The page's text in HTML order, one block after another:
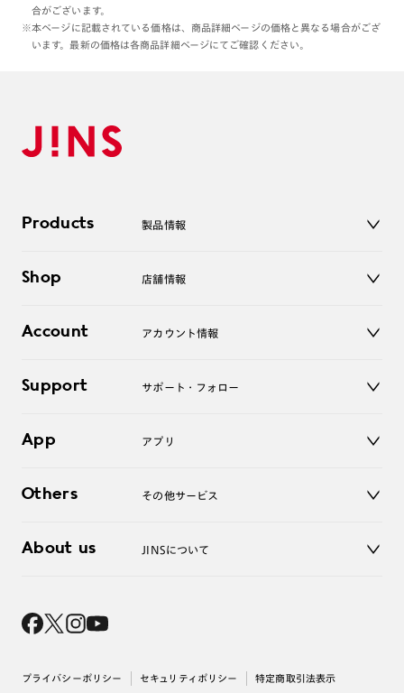
合がございます。
※本ページに記載されている価格は、商品詳細ページの価格と異なる場合がござ
います。最新の価格は各商品詳細ページにてご確認ください。
Products 製品情報
サングラス
コンタクトレンズ
アクセサリー
Shop 店舗情報
オンラインショップ
Account アカウント情報
ログアウト
Support サポート・フォロー
よくあるご質問
お問い合わせ
App アプリ
Others その他サービス
レンズ交換
About us JINSについて
採用情報
出店について
プライバシーポリシー セキュリティポリシー 特定商取引法表示